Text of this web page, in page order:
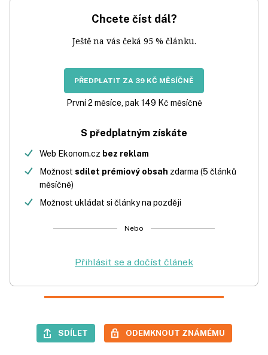
Chcete číst dál?
Ještě na vás čeká 95 % článku.
PŘEDPLATIT ZA 39 KČ MĚSÍČNĚ
První 2 měsíce, pak 149 Kč měsíčně
S předplatným získáte
Web Ekonom.cz bez reklam
Možnost sdílet prémiový obsah zdarma (5 článků
měsíčně)
Možnost ukládat si články na později
Nebo
Přihlásit se a dočíst článek
SDÍLET ODEMKNOUT ZNÁMÉMU